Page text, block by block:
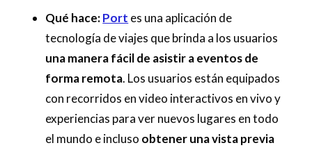
Qué hace:Port es una aplicación de
tecnología de viajes que brinda a los usuarios
una manera fácil de asistir a eventos de
forma remota. Los usuarios están equipados
con recorridos en video interactivos en vivo y
experiencias para ver nuevos lugares en todo
el mundo e incluso obtener una vista previa